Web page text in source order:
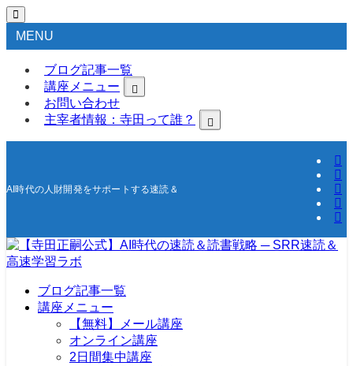
MENU
ブログ記事一覧
講座メニュー
お問い合わせ
主宰者情報：寺田って誰？
AI時代の人財開発をサポートする速読＆高速学習の研究所
ブログ記事一覧
講座メニュー
【無料】メール講座
オンライン講座
2日間集中講座